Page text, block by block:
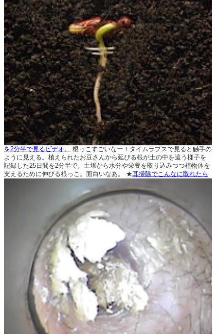
を2分半で見るビデオ。
根っこすごいなー！タイムラプスで見ると触手の
ように見える。植えられたお豆さんから延びる根が土の中を這う様子を
記録した25日間を2分半で。土壌から水分や栄養を取り込みつつ植物体を
支えるために伸びる根っこ。面白いなあ。
★耳掃除でこんなに取れたら